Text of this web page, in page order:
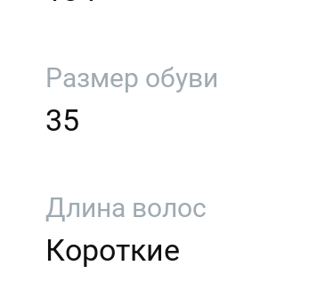
Размер обуви
35
Длина волос
Короткие